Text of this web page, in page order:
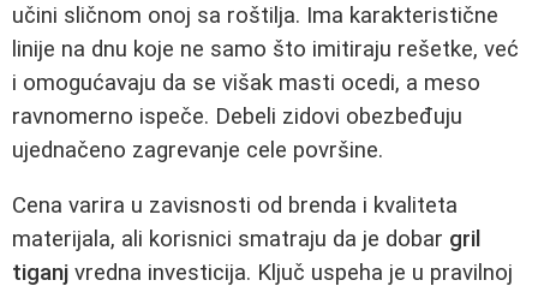
učini sličnom onoj sa roštilja. Ima karakteristične
linije na dnu koje ne samo što imitiraju rešetke, već
i omogućavaju da se višak masti ocedi, a meso
ravnomerno ispeče. Debeli zidovi obezbeđuju
ujednačeno zagrevanje cele površine.
Cena varira u zavisnosti od brenda i kvaliteta
materijala, ali korisnici smatraju da je dobar gril
tiganj vredna investicija. Ključ uspeha je u pravilnoj